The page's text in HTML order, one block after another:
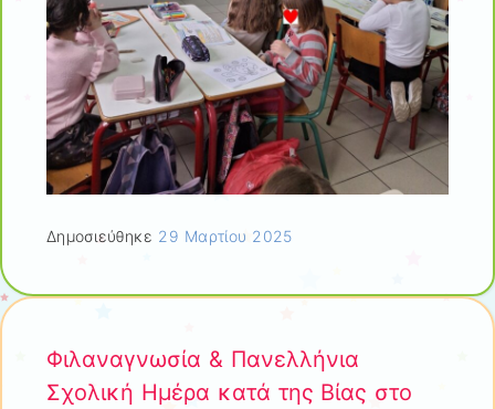
Δημοσιεύθηκε 29 Μαρτίου 2025
Φιλαναγνωσία & Πανελλήνια
Σχολική Ημέρα κατά της Βίας στο